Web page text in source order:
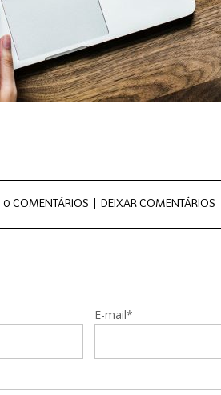
0 COMENTÁRIOS | DEIXAR COMENTÁRIOS
E-mail*